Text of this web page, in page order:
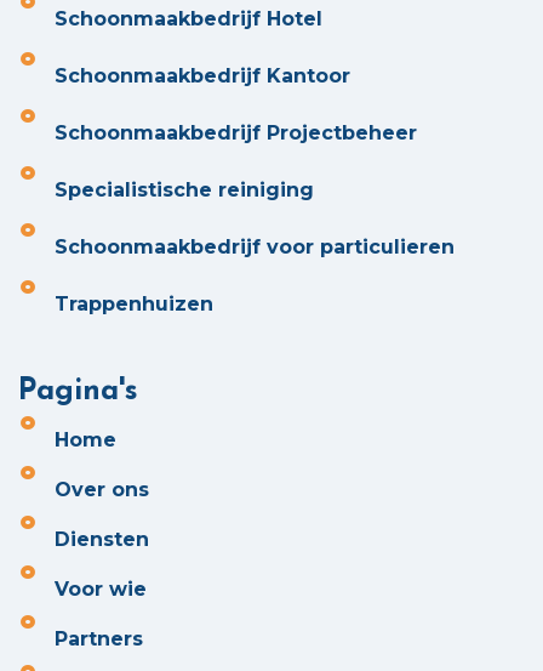
Schoonmaakbedrijf Hotel
Schoonmaakbedrijf Kantoor
Schoonmaakbedrijf Projectbeheer
Specialistische reiniging
Schoonmaakbedrijf voor particulieren
Trappenhuizen
Pagina's
Home
Over ons
Diensten
Voor wie
Partners